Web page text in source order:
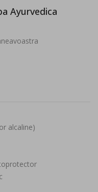
Ayurvedica
alcaline)